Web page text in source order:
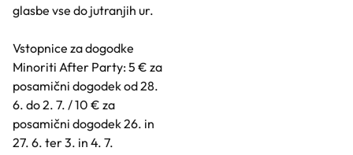
glasbe vse do jutranjih ur.
Vstopnice za dogodke
Minoriti After Party: 5 € za
posamični dogodek od 28.
6. do 2. 7. / 10 € za
posamični dogodek 26. in
27. 6. ter 3. in 4. 7.